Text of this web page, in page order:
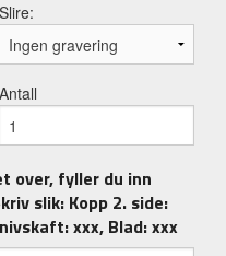
Slire:
Antall
over, fyller du inn
slik: Kopp 2. side:
xxx, Blad: xxx